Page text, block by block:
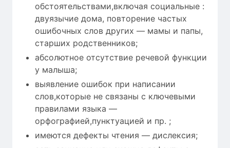
обстоятельствами,включая социальные :
двуязычие дома, повторение частых
ошибочных слов других — мамы и папы,
старших родственников;
абсолютное отсутствие речевой функции
у малыша;
выявление ошибок при написании
слов,которые не связаны с ключевыми
правилами языка —
орфографией,пунктуацией и пр. ;
имеются дефекты чтения — дислексия;